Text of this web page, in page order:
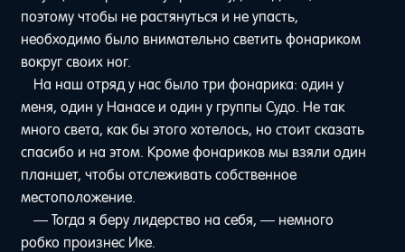
поэтому чтобы не растянуться и не упасть,
необходимо было внимательно светить фонариком
вокруг своих ног.
На наш отряд у нас было три фонарика: один у
меня, один у Нанасе и один у группы Судо. Не так
много света, как бы этого хотелось, но стоит сказать
спасибо и на этом. Кроме фонариков мы взяли один
планшет, чтобы отслеживать собственное
местоположение.
— Тогда я беру лидерство на себя, — немного
робко произнес Ике.